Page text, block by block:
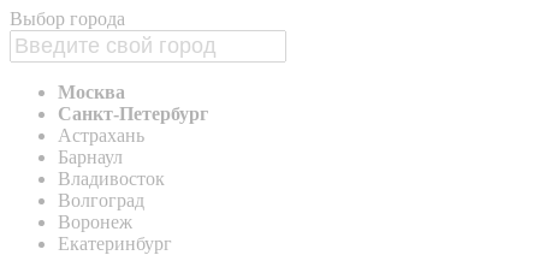
Выбор города
Москва
Санкт-Петербург
Астрахань
Барнаул
Владивосток
Волгоград
Воронеж
Екатеринбург